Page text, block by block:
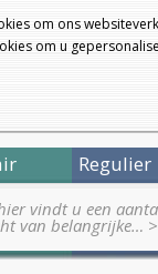
om ons
om u
Regulier
vindt u een
van belangrijke…